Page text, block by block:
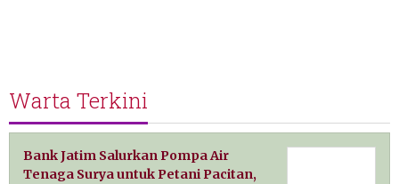
Warta Terkini
Bank Jatim Salurkan Pompa Air
Tenaga Surya untuk Petani Pacitan,